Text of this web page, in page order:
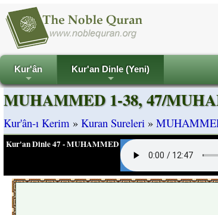
+
Kur'ân
+
Kur'an Dinle (Yeni)
MUHAMMED 1-38, 47/
Kur'ân-ı Kerim » Kuran Sureleri »
Kur'an Dinle 47 - MUHAMMED